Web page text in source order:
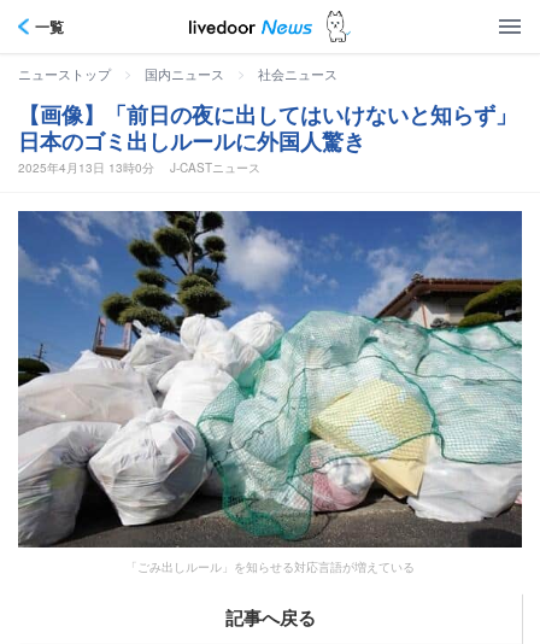
一覧
ニューストップ > 国内ニュース > 社会ニュース
【画像】「前日の夜に出してはいけないと知らず」
日本のゴミ出しルールに外国人驚き
2025年4月13日 13時0分 J-CASTニュース
「ごみ出しルール」を知らせる対応言語が増えている
記事へ戻る